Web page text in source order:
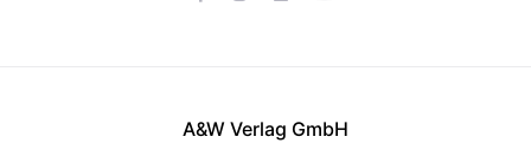
A&W Verlag GmbH